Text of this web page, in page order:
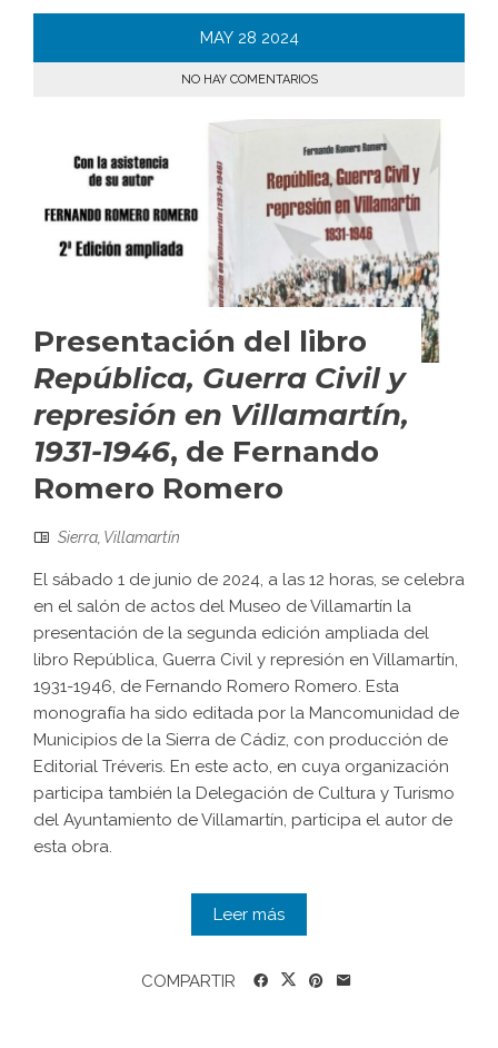
MAY 28 2024
NO HAY COMENTARIOS
Presentación del libro
República, Guerra Civil y
represión en Villamartín,
1931-1946, de Fernando
Romero Romero
Sierra Villamartín
El sábado 1 de junio de 2024, a las 12 horas, se celebra
en el salón de actos del Museo de Villamartín la
presentación de la segunda edición ampliada del
libro República, Guerra Civil y represión en Villamartín,
1931-1946, de Fernando Romero Romero. Esta
monografía ha sido editada por la Mancomunidad de
Municipios de la Sierra de Cádiz, con producción de
Editorial Tréveris. En este acto, en cuya organización
participa también la Delegación de Cultura y Turismo
del Ayuntamiento de Villamartín, participa el autor de
esta obra.
Leer más
COMPARTIR